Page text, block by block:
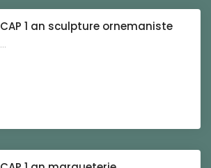
CAP 1 an sculpture ornemaniste
...